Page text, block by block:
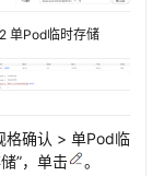
单Pod临时存储
格确认 > 单Pod临时
”，单击
。